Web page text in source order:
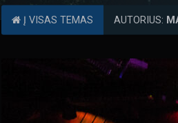
Į VISAS TEMAS AUTORIUS: